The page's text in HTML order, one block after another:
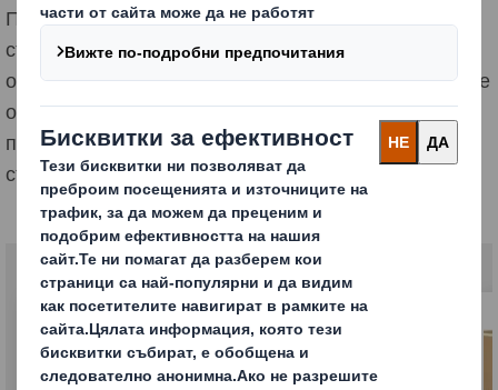
През последните години пазарът силно се
съсредоточи върху потребността от функционални
опаковки. Изключително е важно тези продукти да се
открояват в безкрайното разнообразие от аромати,
приложения и цели. Това налага потребност от
създаване на модулни и иновативни опаковки.